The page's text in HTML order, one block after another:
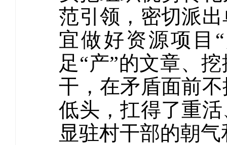
范引领，密切派
宜做好资源项目
足“产”的文章、
干，在矛盾面前
低头，扛得了重
显驻村干部的朝